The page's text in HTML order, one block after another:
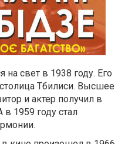
на свет в 1938 году. Его
Тбилиси. Высшее
и актер получил в
в 1959 году стал